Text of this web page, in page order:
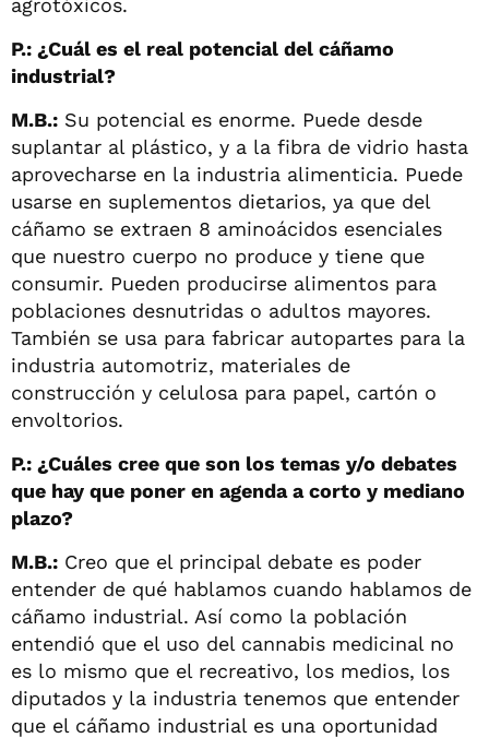
agrotóxicos.
P.: ¿Cuál es el real potencial del cáñamo
industrial?
M.B.: Su potencial es enorme. Puede desde
suplantar al plástico, y a la fibra de vidrio hasta
aprovecharse en la industria alimenticia. Puede
usarse en suplementos dietarios, ya que del
cáñamo se extraen 8 aminoácidos esenciales
que nuestro cuerpo no produce y tiene que
consumir. Pueden producirse alimentos para
poblaciones desnutridas o adultos mayores.
También se usa para fabricar autopartes para la
industria automotriz, materiales de
construcción y celulosa para papel, cartón o
envoltorios.
P.: ¿Cuáles cree que son los temas y/o debates
que hay que poner en agenda a corto y mediano
plazo?
M.B.: Creo que el principal debate es poder
entender de qué hablamos cuando hablamos de
cáñamo industrial. Así como la población
entendió que el uso del cannabis medicinal no
es lo mismo que el recreativo, los medios, los
diputados y la industria tenemos que entender
que el cáñamo industrial es una oportunidad